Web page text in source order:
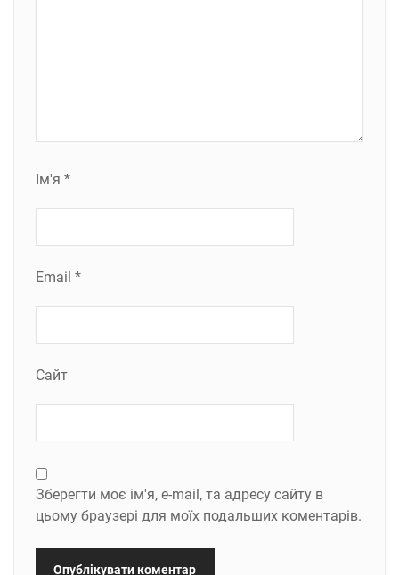
Ім'я *
Email *
Сайт
Зберегти моє ім'я, e-mail, та адресу сайту в
цьому браузері для моїх подальших коментарів.